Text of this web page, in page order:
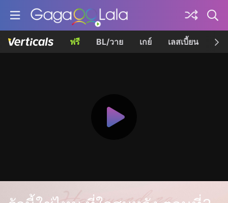
ฟรี BL/วาย เกย์ เลสเบี้ยน เค